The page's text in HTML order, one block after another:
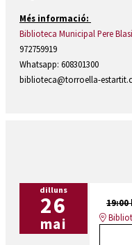
Més informació:
Biblioteca Municipal Pere
972759919
Whatsapp: 608301300
biblioteca@torroella-
dilluns
26
mai
19:00